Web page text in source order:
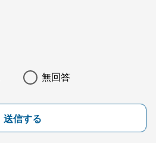
無回答
送信する